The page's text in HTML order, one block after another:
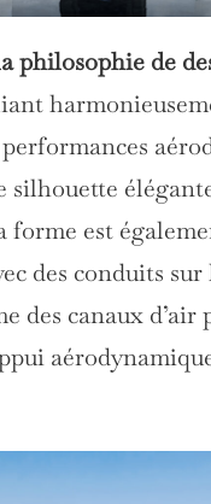
philosophie de
silhouette
forme est
des conduits
des canaux d’air